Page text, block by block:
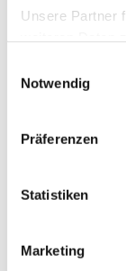
Unsere Partner
Notwendig
Präferenzen
Statistiken
Marketing
Der Kinder-